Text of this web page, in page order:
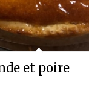
et poire